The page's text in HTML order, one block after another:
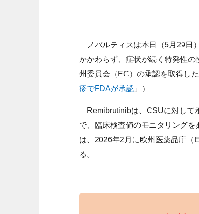
ノバルティスは本日（5月29日
かかわらず、症状が続く特発性
州委員会（EC）の承認を取得し
疹でFDAが承認」）
Remibrutinibは、CSUに対して
で、臨床検査値のモニタリング
は、2026年2月に欧州医薬品庁（
る。